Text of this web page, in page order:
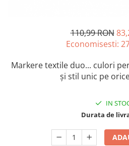
Șevalete
110,99 RON
Economisesti:
Markere textile duo... culori
și stil unic pe
IN
Durata de